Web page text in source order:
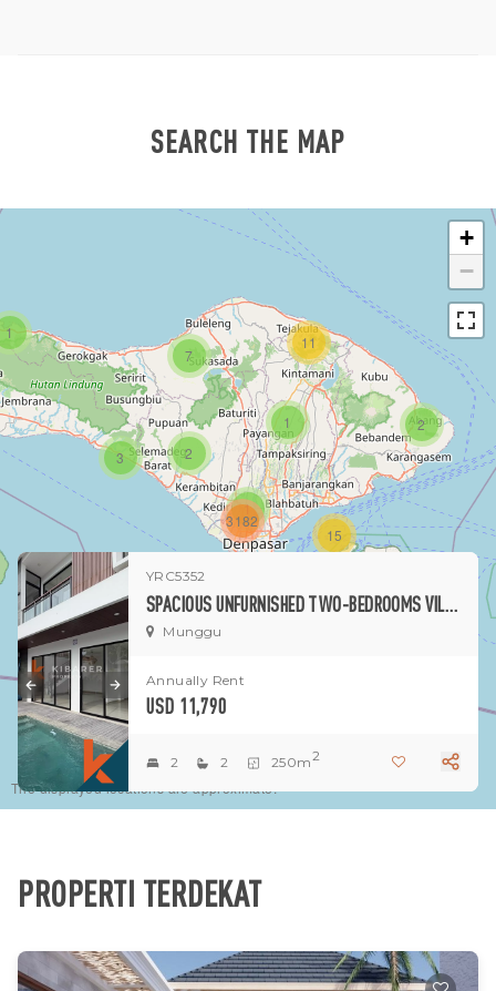
SEARCH THE MAP
1
1
1
3
7
2
15
11
3182
2
+
−
The displayed locations are approximate.
YRC5352
SPACIOUS UNFURNISHED TWO-BEDROOMS VILLA IN MUNGGU (MIN. 3 YEARS RENTAL)
Munggu
Annually Rent
USD 11,790
2 2 250m2
PROPERTI TERDEKAT